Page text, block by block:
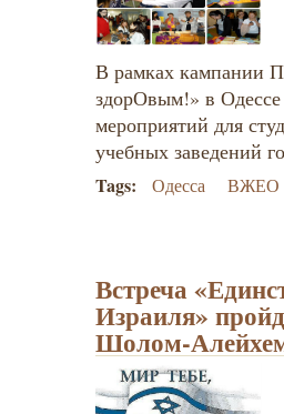
В рамках кампании
здорОвым!» в
мероприятий для
учебных заведений
Tags: Одесса ВЖЕО
Встреча
Израиля»
Шолом-